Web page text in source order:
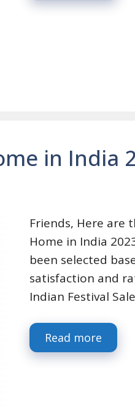
in India
Friends, Here are
Home in India
been selected
satisfaction and
Indian Festival
Read more